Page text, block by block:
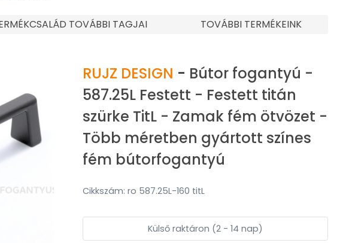
TOVÁBBI TAGJAI TOVÁBBI TERMÉKEINK
RUJZ DESIGN - Bútor fogantyú -
587.25L Festett - Festett titán
szürke TitL - Zamak fém ötvözet -
Több méretben gyártott színes
fém bútorfogantyú
Cikkszám: ro 587.25L-160 titL
Külső raktáron (2 - 14 nap)